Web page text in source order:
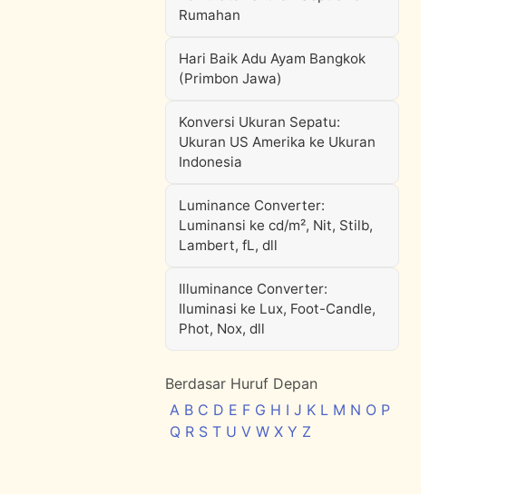
Rumahan
Hari Baik Adu Ayam Bangkok
(Primbon Jawa)
Konversi Ukuran Sepatu:
Ukuran US Amerika ke Ukuran
Indonesia
Luminance Converter:
Luminansi ke cd/m², Nit, Stilb,
Lambert, fL, dll
Illuminance Converter:
Iluminasi ke Lux, Foot-Candle,
Phot, Nox, dll
Berdasar Huruf Depan
A B C D E F G H I J K L M N O P
Q R S T U V W X Y Z